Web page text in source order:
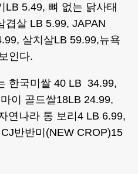
LB 5.49, 뼈 없는 닭사태
겹살 LB 5.99, JAPAN
살치살LB 59.99,뉴욕
인다.
한국미쌀 40 LB 34.99,
이 골드쌀18LB 24.99,
연나라 통 보리4 LB 6.99,
반반미(NEW CROP)15